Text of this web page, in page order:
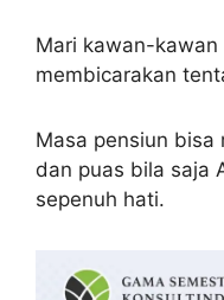
Mari kawan-
membicarakan
Masa pensiun bisa
dan puas bila saja
sepenuh hati.